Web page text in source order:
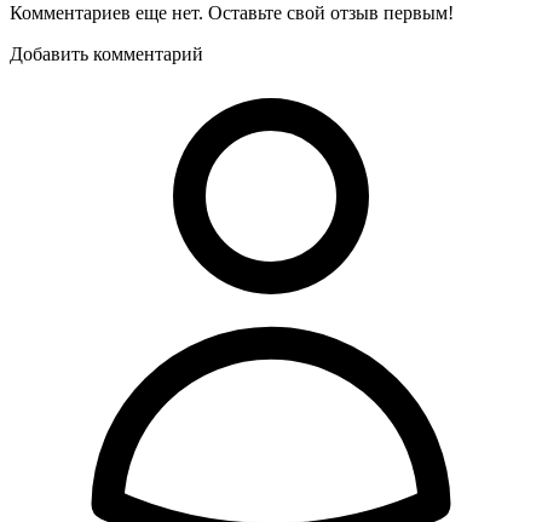
Комментариев еще нет. Оставьте свой отзыв первым!
Добавить комментарий